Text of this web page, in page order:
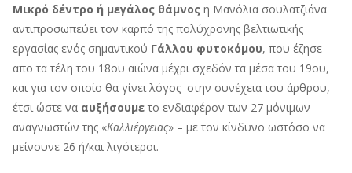
Μικρό δέντρο ή μεγάλος θάμνος η Μανόλια σουλατζιάνα
αντιπροσωπεύει τον καρπό της πολύχρονης βελτιωτικής
εργασίας ενός σημαντικού Γάλλου φυτοκόμου, που έζησε
απο τα τέλη του 18ου αιώνα μέχρι σχεδόν τα μέσα του 19ου,
και για τον οποίο θα γίνει λόγος στην συνέχεια του άρθρου,
έτσι ώστε να αυξήσουμε το ενδιαφέρον των 27 μόνιμων
αναγνωστών της «Καλλιέργειας» – με τον κίνδυνο ωστόσο να
μείνουνε 26 ή/και λιγότεροι.